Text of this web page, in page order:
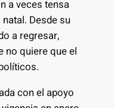
a veces tensa
Desde su
a regresar,
no quiere que el
con el apoyo